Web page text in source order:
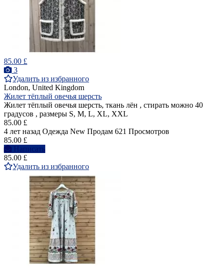
85.00 £
3
Удалить из избранного
London, United Kingdom
Жилет тёплый овечья шерсть
Жилет тёплый овечья шерсть, ткань лён , стирать можно 40
градусов , размеры S, M, L, XL, XXL
85.00 £
4 лет назад Одежда New Продам 621 Просмотров
85.00 £
Написать
85.00 £
Удалить из избранного